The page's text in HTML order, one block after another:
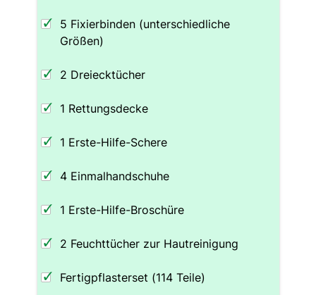
5 Fixierbinden (unterschiedliche
Größen)
2 Dreiecktücher
1 Rettungsdecke
1 Erste-Hilfe-Schere
4 Einmalhandschuhe
1 Erste-Hilfe-Broschüre
2 Feuchttücher zur Hautreinigung
Fertigpflasterset (114 Teile)